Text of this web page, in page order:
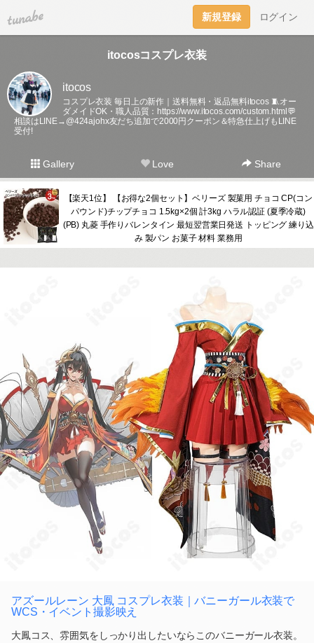
tuna.be 新規登録 ログイン
itocosコスプレ衣装
itocos
コスプレ衣装 毎日上の新作｜送料無料・返品無料itocos 🧵オー
ダメイドOK・職人品質： https://www.itocos.com/custom.html💬
相談はLINE→@424ajohx友だち追加で2000円クーポン＆特急仕上げもLINE
受付!
Gallery Love Share
【楽天1位】 【お得な2個セット】ベリーズ 製菓用 チョコ CP(コン
パウンド)チップチョコ 1.5kg×2個 計3kg ハラル認証 (夏季冷蔵)
(PB) 丸菱 手作りバレンタイン 最短翌営業日発送 トッピング 練り込
み 製パン お菓子 材料 業務用
アズールレーン 大鳳 コスプレ衣装｜バニーガール衣装で
WCS・イベント撮影映え
大鳳コス、雰囲気をしっかり出したいならこのバニーガール衣装。